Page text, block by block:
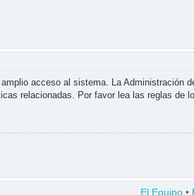
acceso al sistema. La Administración
relacionadas. Por favor lea las reglas de
El Equipo •